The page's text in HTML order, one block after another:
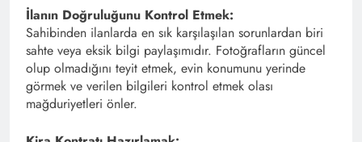
İlanın Doğruluğunu Kontrol Etmek:
Sahibinden ilanlarda en sık karşılaşılan sorunlardan biri
sahte veya eksik bilgi paylaşımıdır. Fotoğrafların güncel
olup olmadığını teyit etmek, evin konumunu yerinde
görmek ve verilen bilgileri kontrol etmek olası
mağduriyetleri önler.